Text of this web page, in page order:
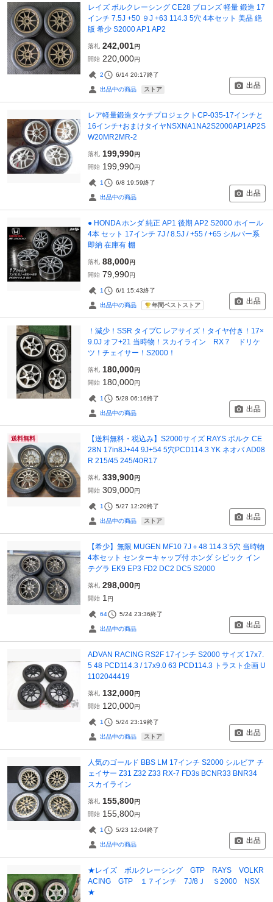
レイズ ボルクレーシング CE28 ブロンズ 軽量 鍛造 17
インチ 7.5J +50 ９J +63 114.3 5穴 4本セット 美品 絶
版 希少 S2000 AP1 AP2
落札 242,001円
開始 220,000円
2 6/14 20:17終了
出品中の商品 ストア 出品
レア軽量鍛造タケチプロジェクトCP-035-17インチと
16インチ+おまけタイヤNSXNA1NA2S2000AP1AP2S
W20MR2MR-2
落札 199,990円
開始 199,990円
1 6/8 19:59終了
出品中の商品 出品
● HONDA ホンダ 純正 AP1 後期 AP2 S2000 ホイール
4本 セット 17インチ 7J / 8.5J / +55 / +65 シルバー系
即納 在庫有 棚
落札 88,000円
開始 79,990円
1 6/1 15:43終了
出品中の商品 年間ベストストア 出品
！減少！SSR タイプC レアサイズ！タイヤ付き！17×
9.0J オフ+21 当時物！スカイライン RX７ ドリケ
ツ！チェイサー！S2000！
落札 180,000円
開始 180,000円
1 5/28 06:16終了
出品中の商品 出品
送料無料
【送料無料・税込み】S2000サイズ RAYS ボルク CE
28N 17in8J+44 9J+54 5穴PCD114.3 YK ネオバ AD08
R 215/45 245/40R17
落札 339,900円
開始 309,000円
1 5/27 12:20終了
出品中の商品 ストア 出品
【希少】無限 MUGEN MF10 7J＋48 114.3 5穴 当時物
4本セット センターキャップ付 ホンダ シビック イン
テグラ EK9 EP3 FD2 DC2 DC5 S2000
落札 298,000円
開始 1 円
64 5/24 23:36終了
出品中の商品 出品
ADVAN RACING RS2F 17インチ S2000 サイズ 17x7.
5 48 PCD114.3 / 17x9.0 63 PCD114.3 トラスト企画 U
1102044419
落札 132,000円
開始 120,000円
1 5/24 23:19終了
出品中の商品 ストア 出品
人気のゴールド BBS LM 17インチ S2000 シルビア チ
ェイサー Z31 Z32 Z33 RX-7 FD3s BCNR33 BNR34
スカイライン
落札 155,800円
開始 155,800円
1 5/23 12:04終了
出品中の商品 出品
★レイズ ボルクレーシング GTP RAYS VOLKR
ACING GTP １７インチ 7J/8Ｊ Ｓ2000 NSX
★